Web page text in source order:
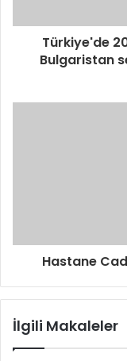
Türkiye'de
Bulgaristan
Hastane
İlgili Makaleler